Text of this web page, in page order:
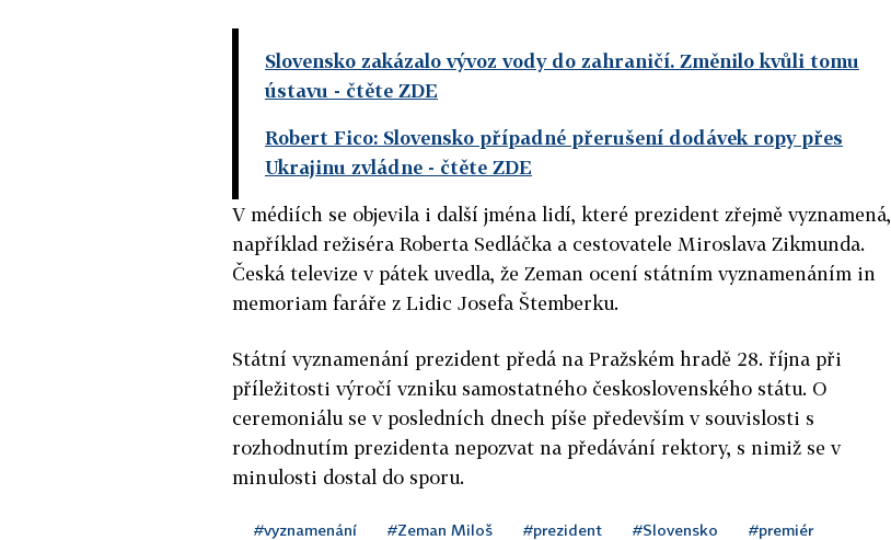
Slovensko zakázalo vývoz vody do zahraničí. Změnilo kvůli tomu
ústavu - čtěte ZDE
Robert Fico: Slovensko případné přerušení dodávek ropy přes
Ukrajinu zvládne - čtěte ZDE
V médiích se objevila i další jména lidí, které prezident zřejmě vyznamená,
například režiséra Roberta Sedláčka a cestovatele Miroslava Zikmunda.
Česká televize v pátek uvedla, že Zeman ocení státním vyznamenáním in
memoriam faráře z Lidic Josefa Štemberku.
Státní vyznamenání prezident předá na Pražském hradě 28. října při
příležitosti výročí vzniku samostatného československého státu. O
ceremoniálu se v posledních dnech píše především v souvislosti s
rozhodnutím prezidenta nepozvat na předávání rektory, s nimiž se v
minulosti dostal do sporu.
#vyznamenání #Zeman Miloš #prezident #Slovensko #premiér